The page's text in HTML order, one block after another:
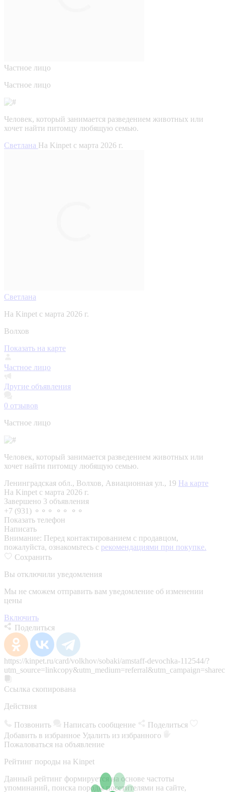
Частное лицо
Частное лицо
Человек, который занимается разведением животных или
хочет найти питомцу любящую семью.
Светлана На Kinpet c марта 2026 г.
Светлана
На Kinpet c марта 2026 г.
Волхов
Показать на карте
Частное лицо
Другие объявления
0 отзывов
Частное лицо
Человек, который занимается разведением животных или
хочет найти питомцу любящую семью.
Ленинградская обл., Волхов, Авиационная ул., 19 На карте
На Kinpet c марта 2026 г.
Завершено 3 объявления
+7 (931) ⚬⚬⚬ ⚬⚬ ⚬⚬
Показать телефон
Написать
Внимание: Перед контактированием с продавцом,
пожалуйста, ознакомьтесь с рекомендациями при покупке.
Сохранить
Вы отключили уведомления
Мы не сможем отправить вам уведомление об изменении
цены
Включить
Поделиться
https://kinpet.ru/card/volkhov/sobaki/amstaff-devochka-112544/?
Ссылка скопирована
Действия
Позвонить Написать сообщение
Поделиться
Добавить в избранное Удалить из избранного
Пожаловаться на объявление
Рейтинг породы на Kinpet
Данный рейтинг формируется на основе частоты
упоминаний, поиска породы посетителями на сайте,